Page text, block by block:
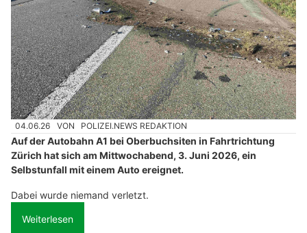
04.06.26 VON POLIZEI.NEWS REDAKTION
Auf der Autobahn A1 bei Oberbuchsiten in Fahrtrichtung
Zürich hat sich am Mittwochabend, 3. Juni 2026, ein
Selbstunfall mit einem Auto ereignet.
Dabei wurde niemand verletzt.
Weiterlesen